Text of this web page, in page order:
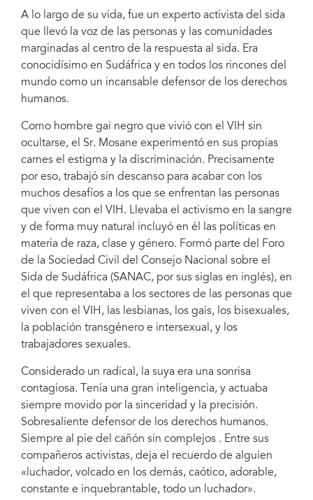
Andrew Mosane, el aguerrido activista del sida que llevó la voz de las
personas y las comunidades marginadas al centro de la respuesta al sida,
falleció el día 15 de enero de 2021 a los 45 años de edad. Era conocidísimo
en Sudáfrica y en todos los rincones del mundo como un incansable defensor
de los derechos humanos. Foto cortesía de SANAC
A lo largo de su vida, fue un experto activista del sida
que llevó la voz de las personas y las comunidades
marginadas al centro de la respuesta al sida. Era
conocidísimo en Sudáfrica y en todos los rincones del
mundo como un incansable defensor de los derechos
humanos.
Como hombre gai negro que vivió con el VIH sin
ocultarse, el Sr. Mosane experimentó en sus propias
carnes el estigma y la discriminación. Precisamente
por eso, trabajó sin descanso para acabar con los
muchos desafíos a los que se enfrentan las personas
que viven con el VIH. Llevaba el activismo en la sangre
y de forma muy natural incluyó en él las políticas en
materia de raza, clase y género. Formó parte del Foro
de la Sociedad Civil del Consejo Nacional sobre el
Sida de Sudáfrica (SANAC, por sus siglas en inglés), en
el que representaba a los sectores de las personas que
viven con el VIH, las lesbianas, los gais, los bisexuales,
la población transgénero e intersexual, y los
trabajadores sexuales.
Considerado un radical, la suya era una sonrisa
contagiosa. Tenía una gran inteligencia, y actuaba
siempre movido por la sinceridad y la precisión.
Sobresaliente defensor de los derechos humanos.
Siempre al pie del cañón sin complejos . Entre sus
compañeros activistas, deja el recuerdo de alguien
«luchador, volcado en los demás, caótico, adorable,
constante e inquebrantable, todo un luchador».